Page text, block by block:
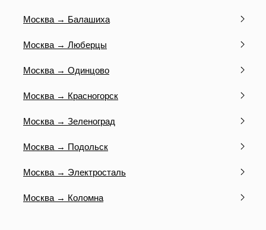
Москва → Балашиха
Москва → Люберцы
Москва → Одинцово
Москва → Красногорск
Москва → Зеленоград
Москва → Подольск
Москва → Электросталь
Москва → Коломна